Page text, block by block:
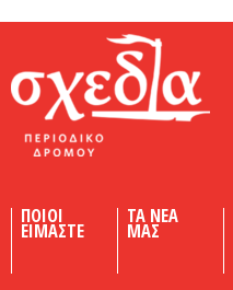
ΠΟΙΟΙ
ΕΙΜΑΣΤΕ
ΤΑ ΝΕΑ
ΜΑΣ